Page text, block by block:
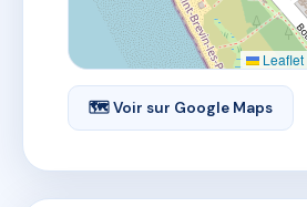
Leaflet
🗺 Voir sur Google Maps